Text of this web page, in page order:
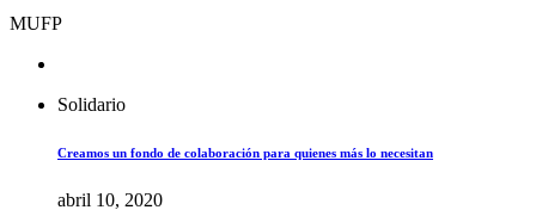
MUFP
Solidario
Creamos un fondo de colaboración para quienes más lo necesitan
abril 10, 2020